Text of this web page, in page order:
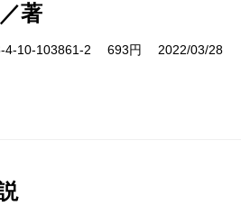
著
4-10-103861-2 693円 2022/03/28